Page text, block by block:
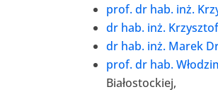
prof. dr hab. inż.
dr hab. inż.
dr hab. inż. Marek
prof. dr hab.
Białostockiej,